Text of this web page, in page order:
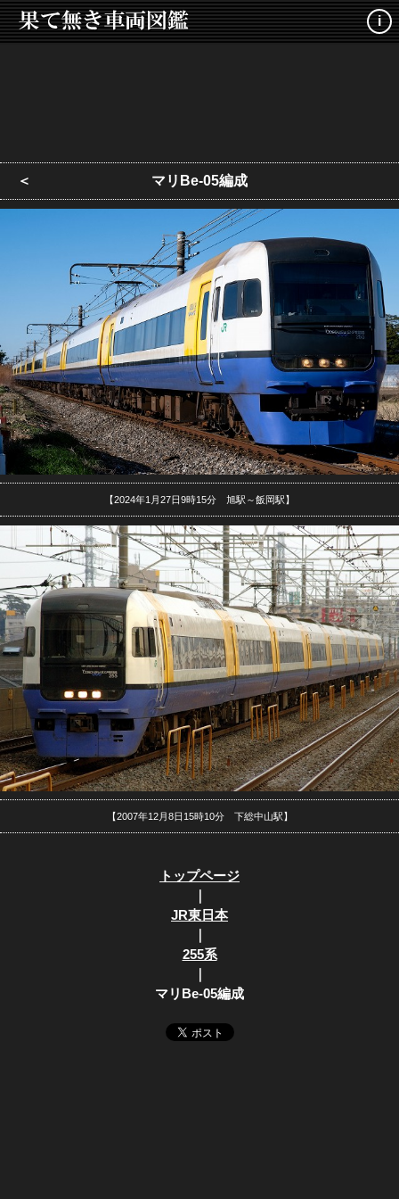
i
＜ マリBe-05編成
【2024年1月27日9時15分 旭駅～飯岡駅】
【2007年12月8日15時10分 下総中山駅】
トップページ
｜
JR東日本
｜
255系
｜
マリBe-05編成